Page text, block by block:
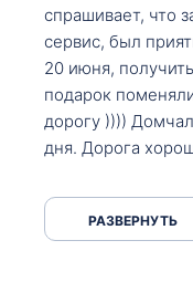
спрашивает, что
сервис, был
20 июня,
подарок
дорогу ))))
дня. Дорога
серпантинах по
РАЗВЕРНУТЬ